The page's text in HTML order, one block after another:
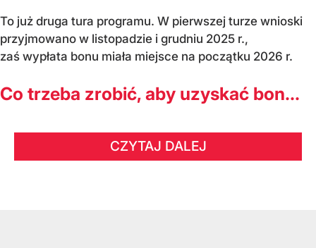
To już druga tura programu. W pierwszej turze wnioski
przyjmowano w listopadzie i grudniu 2025 r.,
zaś wypłata bonu miała miejsce na początku 2026 r.
Co trzeba zrobić, aby uzyskać bon...
CZYTAJ DALEJ